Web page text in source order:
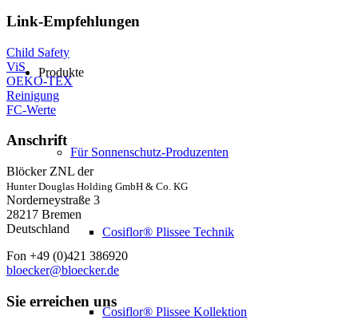
Produkte
Für Sonnenschutz-Produzenten
Cosiflor® Plissee Technik
Cosiflor® Plissee Kollektion
Link-Empfehlungen
Child Safety
ViS
OEKO-TEX
Reinigung
FC-Werte
Anschrift
Blöcker ZNL der
Hunter Douglas Holding GmbH & Co. KG
Norderneystraße 3
28217 Bremen
Deutschland
Fon +49 (0)421 386920
bloecker@bloecker.de
Sie erreichen uns